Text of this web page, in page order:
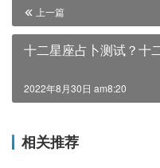
上一篇
十二星座占卜测试？十
2022年8月30日 am8:20
相关推荐